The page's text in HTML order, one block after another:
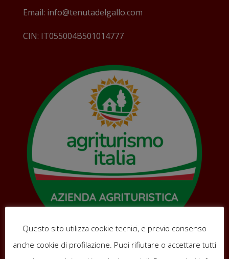
Email: info@tenutadelgallo.com
CIN: IT055004B501014777
Questo sito utilizza cookie tecnici, e previo consenso
anche cookie di profilazione. Puoi rifiutare o accettare tutti